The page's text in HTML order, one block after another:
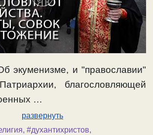
экуменизме, и "православии"
благословляющей
…
развернуть
, #духантихристов,